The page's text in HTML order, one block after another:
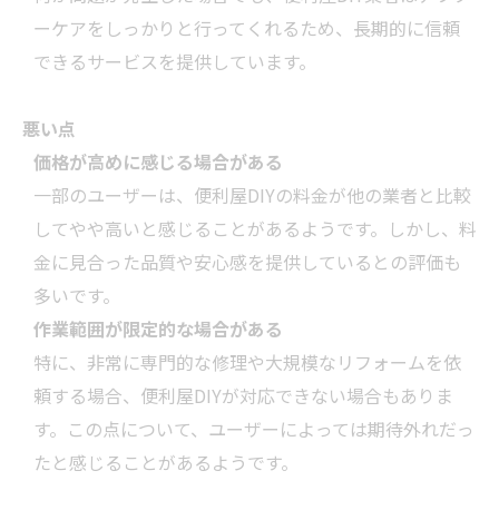
ーケアをしっかりと行ってくれるため、長期的に信頼
できるサービスを提供しています。
悪い点
価格が高めに感じる場合がある
一部のユーザーは、便利屋DIYの料金が他の業者と比較
してやや高いと感じることがあるようです。しかし、料
金に見合った品質や安心感を提供しているとの評価も
多いです。
作業範囲が限定的な場合がある
特に、非常に専門的な修理や大規模な リフォームを依
頼する場合、便利屋DIYが対応できない場合もありま
す。この点について、ユーザーによっては期待外れだっ
たと感じることがあるようです。